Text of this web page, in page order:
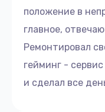
положение в
главное,
Ремонтировал
гейминг -
и сделал все